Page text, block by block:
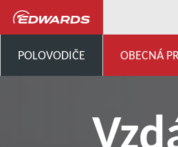
POLOVODIČE OBECNÁ